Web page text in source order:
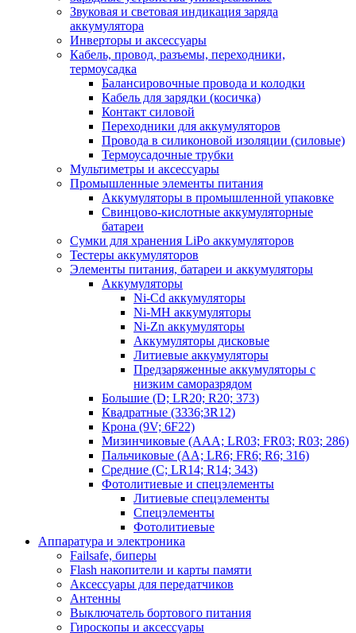
Звуковая и световая индикация заряда
аккумулятора
Инверторы и аксессуары
Кабель, провод, разъемы, переходники,
термоусадка
Балансировочные провода и колодки
Кабель для зарядки (косичка)
Контакт силовой
Переходники для аккумуляторов
Провода в силиконовой изоляции (силовые)
Термоусадочные трубки
Мультиметры и аксессуары
Промышленные элементы питания
Аккумуляторы в промышленной упаковке
Свинцово-кислотные аккумуляторные
батареи
Сумки для хранения LiPo аккумуляторов
Тестеры аккумуляторов
Элементы питания, батареи и аккумуляторы
Аккумуляторы
Ni-Cd аккумуляторы
Ni-MH аккумуляторы
Ni-Zn аккумуляторы
Аккумуляторы дисковые
Литиевые аккумуляторы
Предзаряженные аккумуляторы с
низким саморазрядом
Большие (D; LR20; R20; 373)
Квадратные (3336;3R12)
Крона (9V; 6F22)
Мизинчиковые (AAA; LR03; FR03; R03; 286)
Пальчиковые (AA; LR6; FR6; R6; 316)
Средние (C; LR14; R14; 343)
Фотолитиевые и спецэлементы
Литиевые спецэлементы
Спецэлементы
Фотолитиевые
Аппаратура и электроника
Failsafe, биперы
Flash накопители и карты памяти
Аксессуары для передатчиков
Антенны
Выключатель бортового питания
Гироскопы и аксессуары